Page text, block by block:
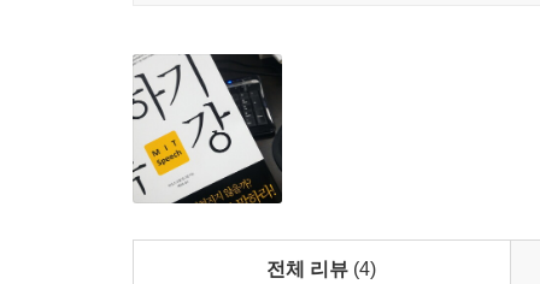
책의 에필로그에는 저자 비카스 징그란에게 우
비교해보는 것만으로도 실력향상에 도움이 될 것이
이 책은 편의상 대중 스피치를 위주로 설명하지
커뮤니케이션에서 효과적으로 사용할 수 있다.
전체 리뷰 (4)